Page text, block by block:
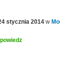
stycznia 2014 w